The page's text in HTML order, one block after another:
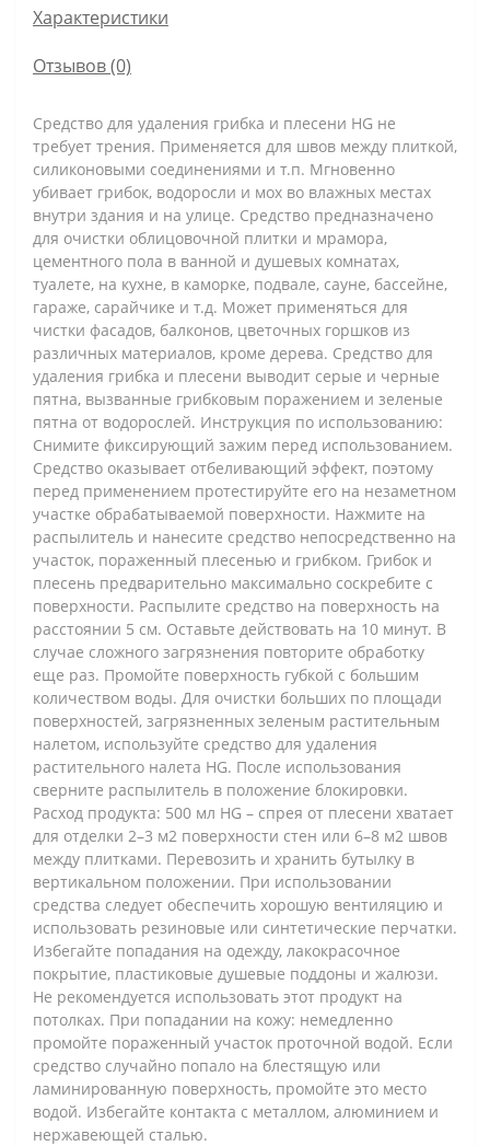
Характеристики
Отзывов (0)
Средство для удаления грибка и плесени HG не
требует трения. Применяется для швов между плиткой,
силиконовыми соединениями и т.п. Мгновенно
убивает грибок, водоросли и мох во влажных местах
внутри здания и на улице. Средство предназначено
для очистки облицовочной плитки и мрамора,
цементного пола в ванной и душевых комнатах,
туалете, на кухне, в каморке, подвале, сауне, бассейне,
гараже, сарайчике и т.д. Может применяться для
чистки фасадов, балконов, цветочных горшков из
различных материалов, кроме дерева. Средство для
удаления грибка и плесени выводит серые и черные
пятна, вызванные грибковым поражением и зеленые
пятна от водорослей. Инструкция по использованию:
Снимите фиксирующий зажим перед использованием.
Средство оказывает отбеливающий эффект, поэтому
перед применением протестируйте его на незаметном
участке обрабатываемой поверхности. Нажмите на
распылитель и нанесите средство непосредственно на
участок, пораженный плесенью и грибком. Грибок и
плесень предварительно максимально соскребите с
поверхности. Распылите средство на поверхность на
расстоянии 5 см. Оставьте действовать на 10 минут. В
случае сложного загрязнения повторите обработку
еще раз. Промойте поверхность губкой с большим
количеством воды. Для очистки больших по площади
поверхностей, загрязненных зеленым растительным
налетом, используйте средство для удаления
растительного налета HG. После использования
сверните распылитель в положение блокировки.
Расход продукта: 500 мл HG – спрея от плесени хватает
для отделки 2–3 м2 поверхности стен или 6–8 м2 швов
между плитками. Перевозить и хранить бутылку в
вертикальном положении. При использовании
средства следует обеспечить хорошую вентиляцию и
использовать резиновые или синтетические перчатки.
Избегайте попадания на одежду, лакокрасочное
покрытие, пластиковые душевые поддоны и жалюзи.
Не рекомендуется использовать этот продукт на
потолках. При попадании на кожу: немедленно
промойте пораженный участок проточной водой. Если
средство случайно попало на блестящую или
ламинированную поверхность, промойте это место
водой. Избегайте контакта с металлом, алюминием и
нержавеющей сталью.